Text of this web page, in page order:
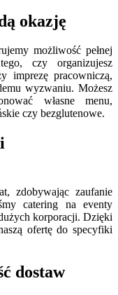
okazję
możliwość pełnej
czy organizujesz
imprezę pracowniczą,
wyzwaniu. Możesz
własne menu,
czy bezglutenowe.
zdobywając zaufanie
catering na eventy
korporacji. Dzięki
ofertę do specyfiki
dostaw